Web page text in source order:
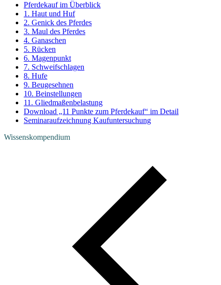
Pferdekauf im Überblick
1. Haut und Huf
2. Genick des Pferdes
3. Maul des Pferdes
4. Ganaschen
5. Rücken
6. Magenpunkt
7. Schweifschlagen
8. Hufe
9. Beugesehnen
10. Beinstellungen
11. Gliedmaßenbelastung
Download „11 Punkte zum Pferdekauf“ im Detail
Seminaraufzeichnung Kaufuntersuchung
Wissenskompendium